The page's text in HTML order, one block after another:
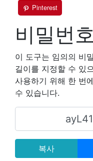
Pinterest
비밀번
이 도구는 임의의 비
길이를 지정할 수 있
사용하기 위해 한 번
수 있습니다.
복사